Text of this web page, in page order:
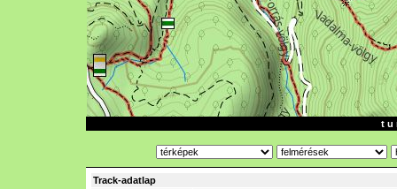
t u
Track-adatlap